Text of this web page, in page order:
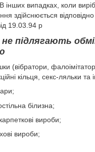
інших випадках, коли
здійснюється
19.03.94 р
підлягають
(вібратори,
кільця, секс-ляльки та
білизна;
вироби;
вироби;